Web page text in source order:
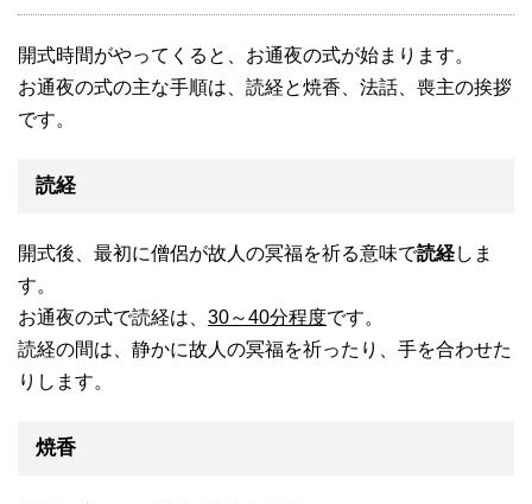
開式時間がやってくると、お通夜の式が始まります。
お通夜の式の主な手順は、読経と焼香、法話、喪主の挨拶
です。
読経
開式後、最初に僧侶が故人の冥福を祈る意味で読経しま
す。
お通夜の式で読経は、 30～40分程度です。
読経の間は、静かに故人の冥福を祈ったり、手を合わせた
りします。
焼香